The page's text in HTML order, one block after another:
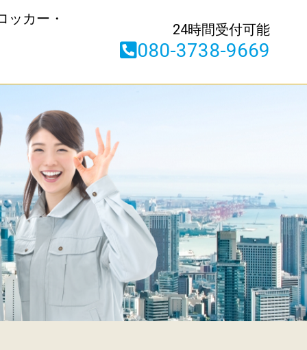
ッカー・
24時間受付可能
080-3738-9669